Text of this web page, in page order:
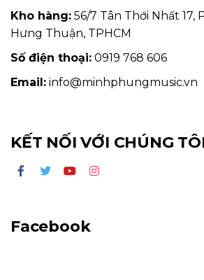
Kho hàng: 56/7 Tân Thới Nhất 17,
Hưng Thuận, TPHCM
Số điện thoại: 0919 768 606
Email: info@minhphungmusic.vn
KẾT NỐI VỚI CHÚNG
Facebook